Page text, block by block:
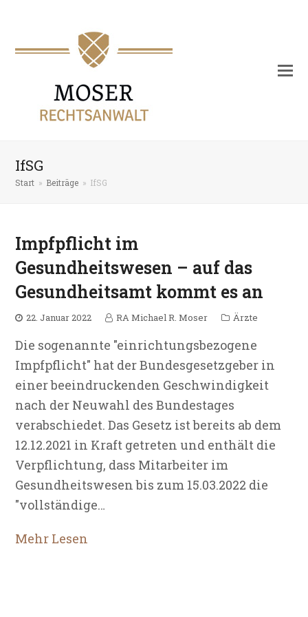
IfSG
Start » Beiträge » IfSG
Impfpflicht im
Gesundheitswesen – auf das
Gesundheitsamt kommt es an
22. Januar 2022 RA Michael R. Moser Ärzte
Die sogenannte "einrichtungsbezogene
Impfpflicht" hat der Bundesgesetzgeber in
einer beeindruckenden Geschwindigkeit
nach der Neuwahl des Bundestages
verabschiedet. Das Gesetz ist bereits ab dem
12.12.2021 in Kraft getreten und enthält die
Verpflichtung, dass Mitarbeiter im
Gesundheitswesen bis zum 15.03.2022 die
"vollständige…
Mehr Lesen